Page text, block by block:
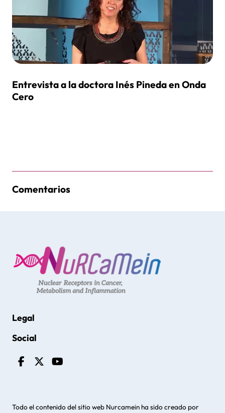
Entrevista a la doctora Inés Pineda en Onda
Cero
Comentarios
Legal
Social
Todo el contenido del sitio web Nurcamein ha sido creado por